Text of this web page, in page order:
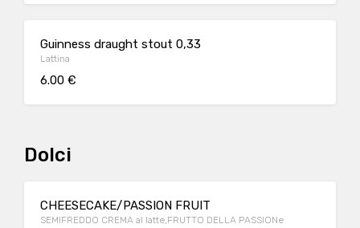
Guinness draught stout 0,33
Lattina
6.00 €
Dolci
CHEESECAKE/PASSION FRUIT
SEMIFREDDO CREMA al latte,FRUTTO DELLA PASSIONe